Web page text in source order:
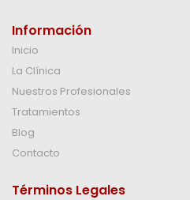
Información
Inicio
La Clínica
Nuestros Profesionales
Tratamientos
Blog
Contacto
Términos Legales